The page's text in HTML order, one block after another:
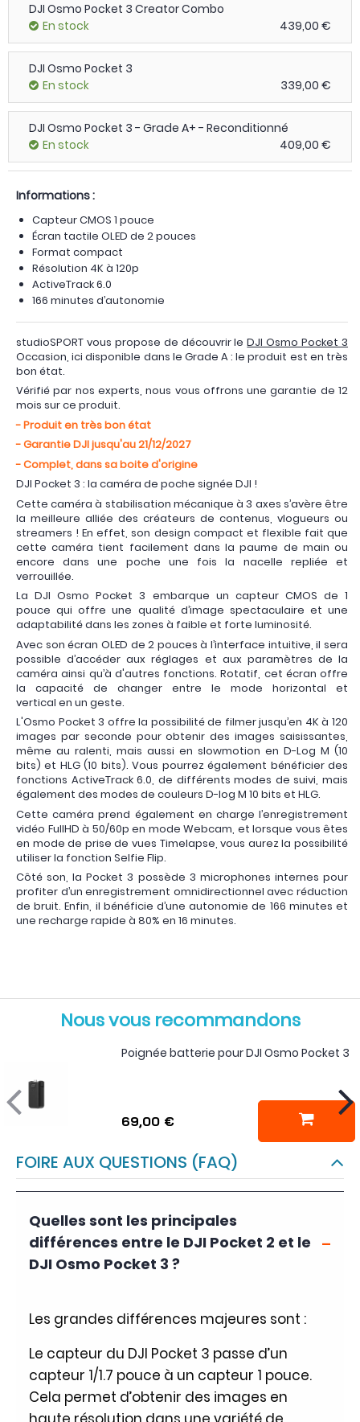
DJI Osmo Pocket 3 Creator Combo
En stock
439,00 €
DJI Osmo Pocket 3
En stock
339,00 €
DJI Osmo Pocket 3 - Grade A+ - Reconditionné
En stock
409,00 €
Informations :
Capteur CMOS 1 pouce
Écran tactile OLED de 2 pouces
Format compact
Résolution 4K à 120p
ActiveTrack 6.0
166 minutes d’autonomie
studioSPORT vous propose de découvrir leDJI Osmo Pocket 3
Occasion, ici disponible dans le Grade A : le produit est en très
bon état.
Vérifié par nos experts, nous vous offrons une garantie de 12
mois sur ce produit.
- Produit en très bon état
- Garantie DJI jusqu'au 21/12/2027
- Complet, dans sa boite d'origine
DJI Pocket 3 : la caméra de poche signée DJI !
Cette caméra à stabilisation mécanique à 3 axes s’avère être
la meilleure alliée des créateurs de contenus, vlogueurs ou
streamers ! En effet, son design compact et flexible fait que
cette caméra tient facilement dans la paume de main ou
encore dans une poche une fois la nacelle repliée et
verrouillée.
La DJI Osmo Pocket 3 embarque un capteur CMOS de 1
pouce qui offre une qualité d’image spectaculaire et une
adaptabilité dans les zones à faible et forte luminosité.
Avec son écran OLED de 2 pouces à l’interface intuitive, il sera
possible d’accéder aux réglages et aux paramètres de la
caméra ainsi qu’à d'autres fonctions. Rotatif, cet écran offre
la capacité de changer entre le mode horizontal et
vertical en un geste.
L'Osmo Pocket 3 offre la possibilité de filmer jusqu’en 4K à 120
images par seconde pour obtenir des images saisissantes,
même au ralenti, mais aussi en slowmotion en D-Log M (10
bits) et HLG (10 bits). Vous pourrez également bénéficier des
fonctions ActiveTrack 6.0, de différents modes de suivi, mais
également des modes de couleurs D-log M 10 bits et HLG.
Cette caméra prend également en charge l’enregistrement
vidéo FullHD à 50/60p en mode Webcam, et lorsque vous êtes
en mode de prise de vues Timelapse, vous aurez la possibilité
utiliser la fonction Selfie Flip.
Côté son, la Pocket 3 possède 3 microphones internes pour
profiter d’un enregistrement omnidirectionnel avec réduction
de bruit. Enfin, il bénéficie d’une autonomie de 166 minutes et
une recharge rapide à 80% en 16 minutes.
Nous vous recommandons
Poignée batterie pour DJI Osmo Pocket 3
69,00 €
FOIRE AUX QUESTIONS (FAQ)
Quelles sont les principales
différences entre le DJI Pocket 2 et le
DJI Osmo Pocket 3 ?
Les grandes différences majeures sont :
Le capteur du DJI Pocket 3 passe d’un
capteur 1/1.7 pouce à un capteur 1 pouce.
Cela permet d’obtenir des images en